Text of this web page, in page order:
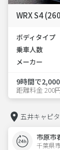
WRX S4
ボディタイプ
乗車人数
メーカー
9時間で
距離料金 200
五井キャピ
市原市
千葉県